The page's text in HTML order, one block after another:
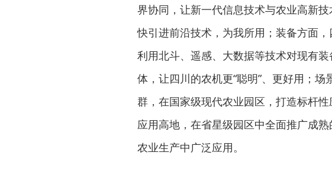
界协同，让新一代信息技术与农业高新
快引进前沿技术，为我所用；装备方面
利用北斗、遥感、大数据等技术对现有
体，让四川的农机更“聪明”、更好用；
群，在国家级现代农业园区，打造标杆
应用高地，在省星级园区中全面推广成
农业生产中广泛应用。